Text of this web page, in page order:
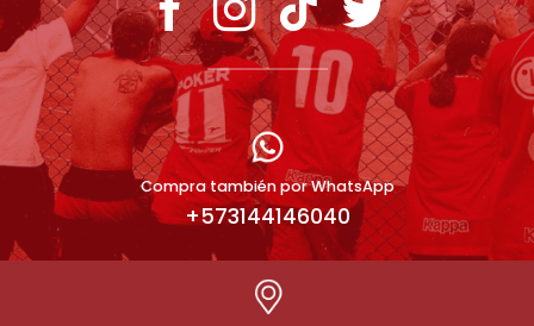
Compra también por WhatsApp
+573144146040